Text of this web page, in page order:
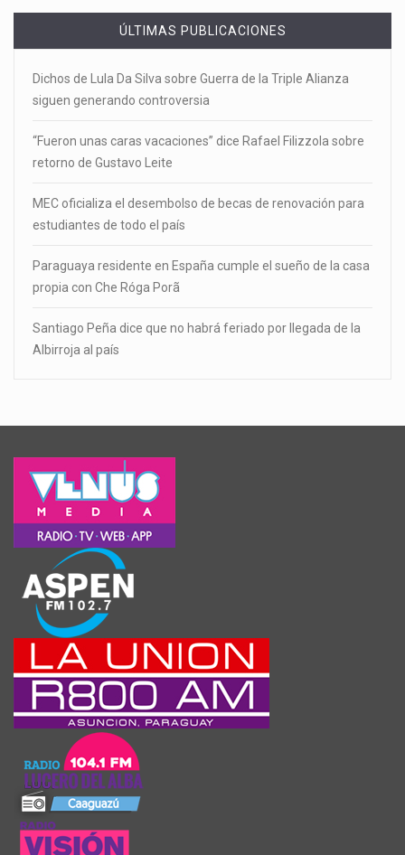
ÚLTIMAS PUBLICACIONES
Dichos de Lula Da Silva sobre Guerra de la Triple Alianza
siguen generando controversia
“Fueron unas caras vacaciones” dice Rafael Filizzola sobre
retorno de Gustavo Leite
MEC oficializa el desembolso de becas de renovación para
estudiantes de todo el país
Paraguaya residente en España cumple el sueño de la casa
propia con Che Róga Porã
Santiago Peña dice que no habrá feriado por llegada de la
Albirroja al país